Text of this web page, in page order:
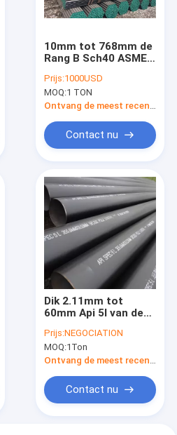
10mm tot 768mm de
Rang B Sch40 ASME
van de
Koolstofstaalnaadloze
buis
Prijs:1000USD
MOQ:1 TON
Contact nu
Dik 2.11mm tot
60mm Api 5l van de
buis Rangb Naadloze
buis
Prijs:NEGOCIATION
MOQ:1Ton
Ontvang de meest recente Prijs
Contact nu